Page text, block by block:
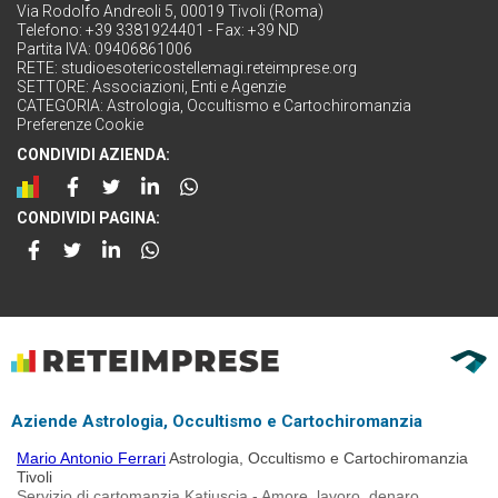
Via Rodolfo Andreoli 5, 00019 Tivoli (Roma)
Telefono: +39 3381924401 - Fax: +39 ND
Partita IVA: 09406861006
RETE: studioesotericostellemagi.reteimprese.org
SETTORE: Associazioni, Enti e Agenzie
CATEGORIA: Astrologia, Occultismo e Cartochiromanzia
Preferenze Cookie
CONDIVIDI AZIENDA:
CONDIVIDI PAGINA:
Aziende Astrologia, Occultismo e Cartochiromanzia
Mario Antonio FerrariAstrologia, Occultismo e Cartochiromanzia
Tivoli